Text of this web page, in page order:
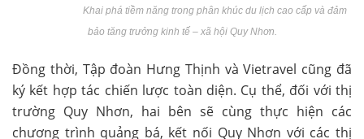
Khai phá tiềm năng trong phân khúc du lịch cao cấp và đảm
bảo tăng trưởng kinh tế – xã hội Quy Nhơn.
Đồng thời, Tập đoàn Hưng Thịnh và Vietravel cũng đã
ký kết hợp tác chiến lược toàn diện. Cụ thể, đối với thị
trường Quy Nhơn, hai bên sẽ cùng thực hiện các
chương trình quảng bá, kết nối Quy Nhơn với các thị